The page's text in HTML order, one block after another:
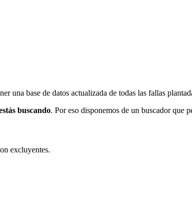
una base de datos actualizada de todas las fallas
buscando. Por eso disponemos de un buscador que
excluyentes.